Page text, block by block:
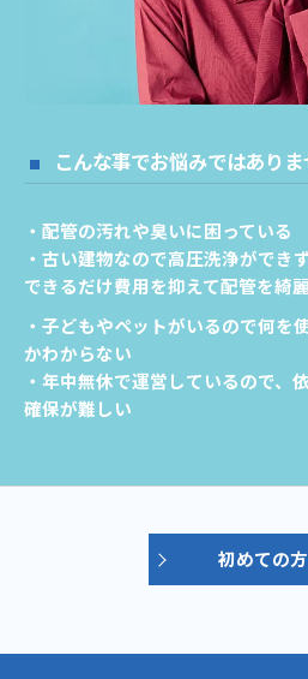
こんな事でお悩みではあり
・配管の汚れや臭いに困っている
・古い建物なので高圧洗浄ができ
できるだけ費用を抑えて配管を綺
・子どもやペットがいるので何を
かわからない
・年中無休で運営しているので、
確保が難しい
初めての